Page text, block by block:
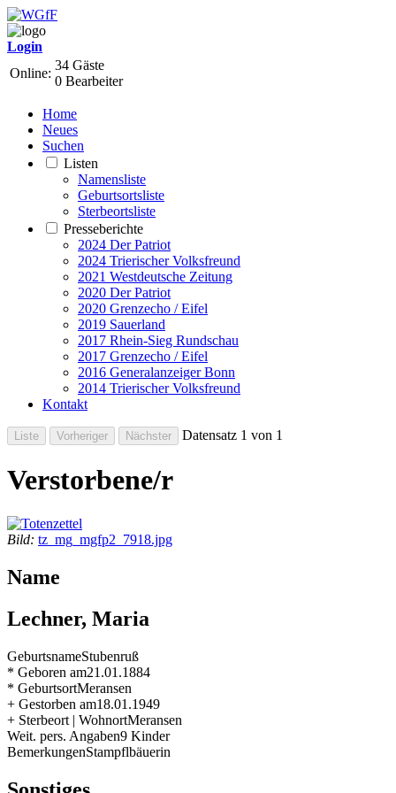
Login
Online:
34 Gäste
0 Bearbeiter
Home
Neues
Suchen
Listen
Namensliste
Geburtsortsliste
Sterbeortsliste
Presseberichte
2024 Der Patriot
2024 Trierischer Volksfreund
2021 Westdeutsche Zeitung
2020 Der Patriot
2020 Grenzecho / Eifel
2019 Sauerland
2017 Rhein-Sieg Rundschau
2017 Grenzecho / Eifel
2016 Generalanzeiger Bonn
2014 Trierischer Volksfreund
Kontakt
Datensatz 1 von 1
Verstorbene/r
Bild: tz_mg_mgfp2_7918.jpg
Name
Lechner, Maria
GeburtsnameStubenruß
* Geboren am21.01.1884
* GeburtsortMeransen
+ Gestorben am18.01.1949
+ Sterbeort | WohnortMeransen
Weit. pers. Angaben9 Kinder
BemerkungenStampflbäuerin